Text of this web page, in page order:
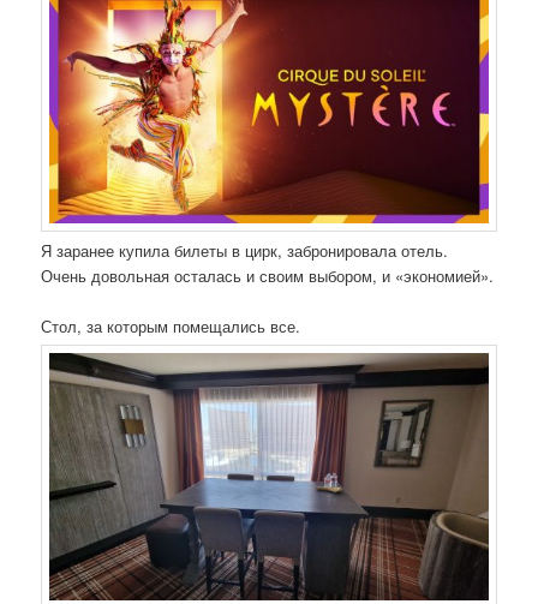
Я заранее купила билеты в цирк, забронировала отель.
Очень довольная осталась и своим выбором, и «экономией».
Стол, за которым помещались все.